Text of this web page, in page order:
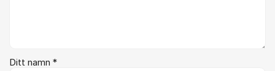
Ditt namn *